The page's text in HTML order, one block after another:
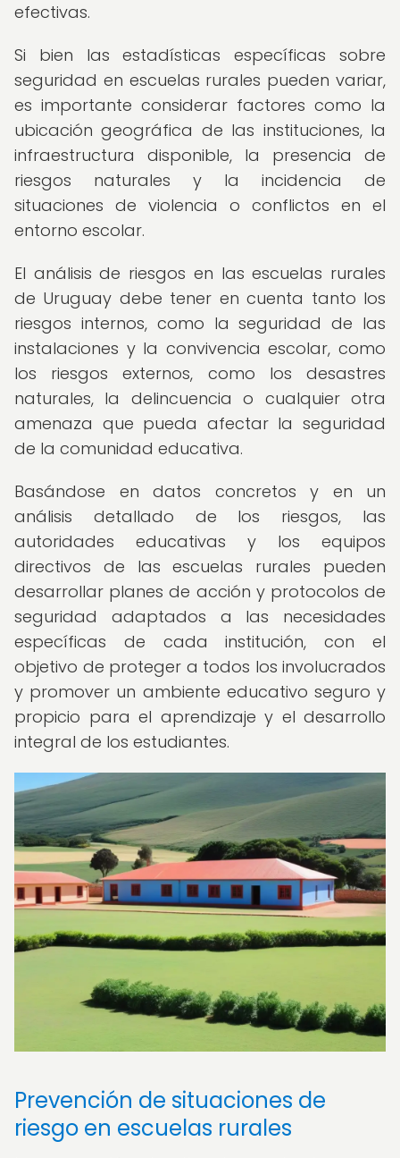
efectivas.
Si bien las estadísticas específicas sobre
seguridad en escuelas rurales pueden variar,
es importante considerar factores como la
ubicación geográfica de las instituciones, la
infraestructura disponible, la presencia de
riesgos naturales y la incidencia de
situaciones de violencia o conflictos en el
entorno escolar.
El análisis de riesgos en las escuelas rurales
de Uruguay debe tener en cuenta tanto los
riesgos internos, como la seguridad de las
instalaciones y la convivencia escolar, como
los riesgos externos, como los desastres
naturales, la delincuencia o cualquier otra
amenaza que pueda afectar la seguridad
de la comunidad educativa.
Basándose en datos concretos y en un
análisis detallado de los riesgos, las
autoridades educativas y los equipos
directivos de las escuelas rurales pueden
desarrollar planes de acción y protocolos de
seguridad adaptados a las necesidades
específicas de cada institución, con el
objetivo de proteger a todos los involucrados
y promover un ambiente educativo seguro y
propicio para el aprendizaje y el desarrollo
integral de los estudiantes.
Prevención de situaciones de
riesgo en escuelas rurales